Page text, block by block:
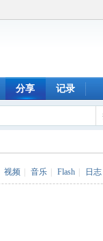
分享 记录
视频 音乐 Flash 日志